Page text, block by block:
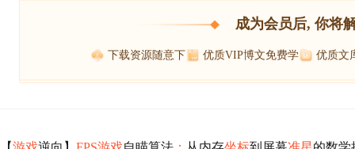
成为会员后, 你将
下载资源随意下 优质VIP博文免费学 优质文